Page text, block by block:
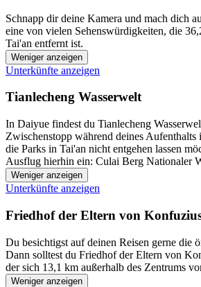
Schnapp dir deine Kamera und mach dich
eine von vielen Sehenswürdigkeiten, die
Tai'an entfernt ist.
Weniger anzeigen
Unterkünfte anzeigen
Tianlecheng Wasserwelt
In Daiyue findest du Tianlecheng
Zwischenstopp während deines
die Parks in Tai'an nicht entgehen lassen
Ausflug hierhin ein: Culai Berg Nationaler
Weniger anzeigen
Unterkünfte anzeigen
Friedhof der Eltern von
Du besichtigst auf deinen Reisen gerne die
Dann solltest du Friedhof der Eltern von
der sich 13,1 km außerhalb des Zentrums
Weniger anzeigen